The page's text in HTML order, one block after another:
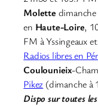
Molette
en Haute-Loire,
FM à Yssingeaux
Radios libres en
Coulounieix-
Pikez (dimanche à
Dispo sur toutes